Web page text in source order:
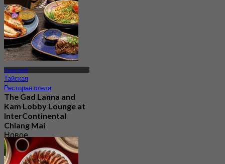
Чиангмай
Тайская
Ресторан отеля
The Gad Lanna and
Kam Lobby Lounge at
InterContinental
Chiang Mai
Новое
4.9
От฿ 625